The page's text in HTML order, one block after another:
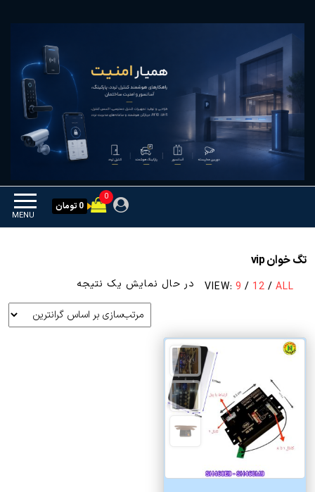
همیار امنیت
MENU
0
0 تومان
تگ خوان vip
VIEW: 9 / 12 / ALL در حال نمایش یک نتیجه